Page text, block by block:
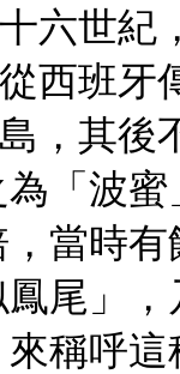
世紀，
西班牙
，其後
「波
當時
尾」
稱呼